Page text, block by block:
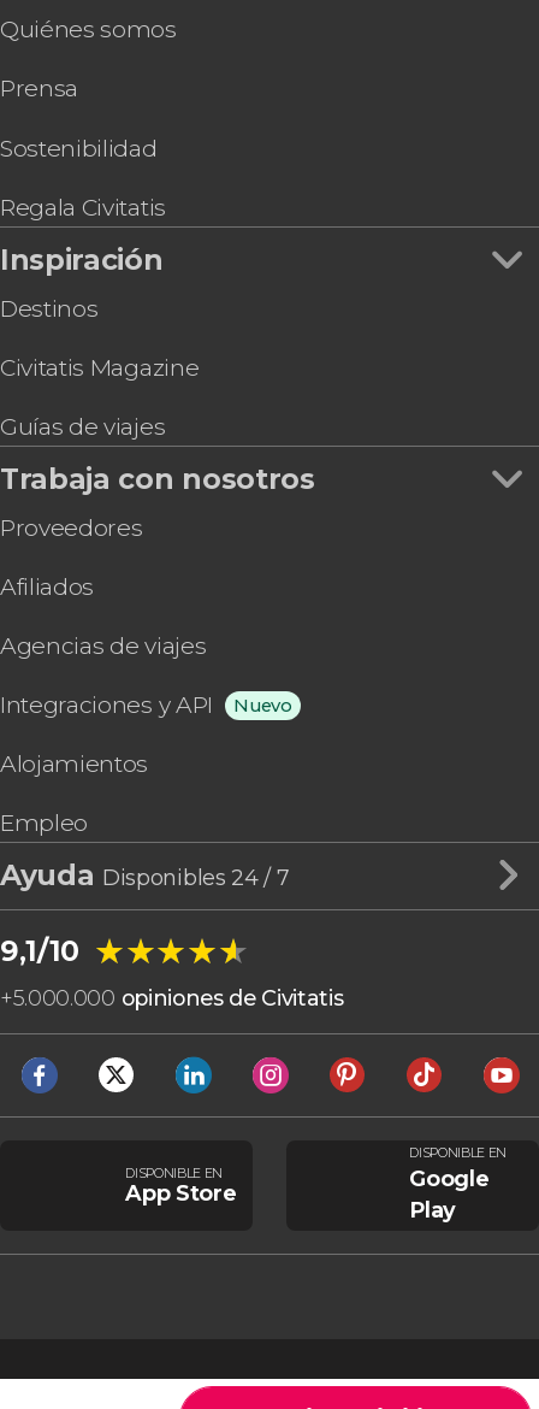
Deportivo de A Coruña
cruceros
Tour gastronómico por La Coruña
Quiénes somos
Prensa
Sostenibilidad
Regala Civitatis
Inspiración
Destinos
Civitatis Magazine
Guías de viajes
Trabaja con nosotros
Proveedores
Afiliados
Agencias de viajes
Integraciones y API Nuevo
Alojamientos
Empleo
Ayuda Disponibles 24 / 7
9,1/10 ★★★★★
★★★★★
+5.000.000 opiniones de Civitatis
DISPONIBLE EN
App Store
DISPONIBLE EN
Google
Play